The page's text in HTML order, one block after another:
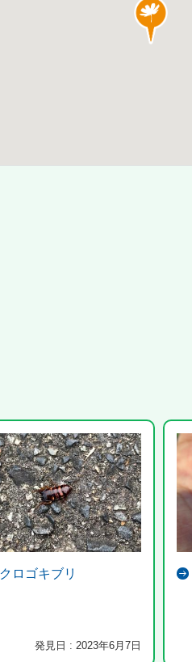
クロゴキブリ
発見日 : 2023年6月7日